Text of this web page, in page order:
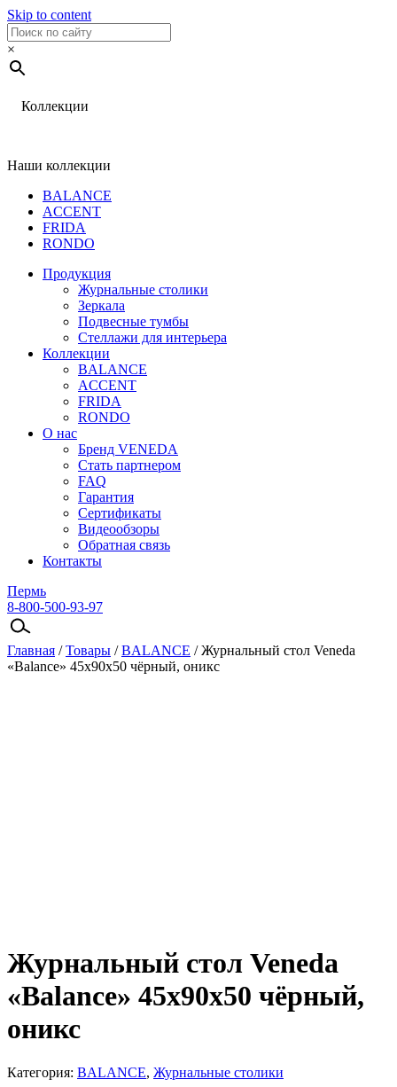
Skip to content
×
Коллекции
Наши коллекции
BALANCE
ACCENT
FRIDA
RONDO
Продукция
Журнальные столики
Зеркала
Подвесные тумбы
Стеллажи для интерьера
Коллекции
BALANCE
ACCENT
FRIDA
RONDO
О нас
Бренд VENEDA
Стать партнером
FAQ
Гарантия
Сертификаты
Видеообзоры
Обратная связь
Контакты
Пермь
8-800-500-93-97
Главная /Товары /BALANCE /Журнальный стол Veneda
«Balance» 45х90х50 чёрный, оникс
Журнальный стол Veneda
«Balance» 45х90х50 чёрный,
оникс
Категория: BALANCE, Журнальные столики